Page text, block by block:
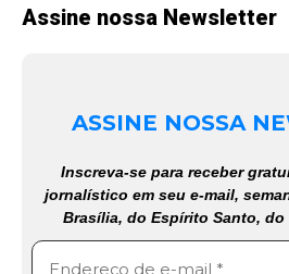
Assine nossa Newsletter
ASSINE NOSSA
Inscreva-se para receber
jornalístico em seu e-mail,
Brasília, do Espírito Santo,